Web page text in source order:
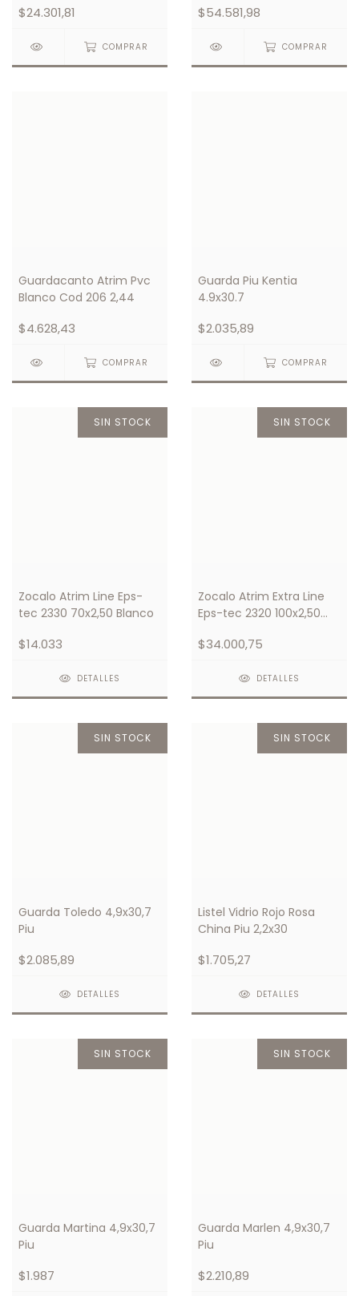
$24.301,81
COMPRAR
$54.581,98
COMPRAR
Guardacanto Atrim Pvc
Blanco Cod 206 2,44
$4.628,43
COMPRAR
Guarda Piu Kentia
4.9x30.7
$2.035,89
COMPRAR
SIN STOCK
Zocalo Atrim Line Eps-
tec 2330 70x2,50 Blanco
$14.033
DETALLES
SIN STOCK
Zocalo Atrim Extra Line
Eps-tec 2320 100x2,50
$34.000,75
DETALLES
SIN STOCK
Guarda Toledo 4,9x30,7
Piu
$2.085,89
DETALLES
SIN STOCK
Listel Vidrio Rojo Rosa
China Piu 2,2x30
$1.705,27
DETALLES
SIN STOCK
Guarda Martina 4,9x30,7
Piu
$1.987
SIN STOCK
Guarda Marlen 4,9x30,7
Piu
$2.210,89